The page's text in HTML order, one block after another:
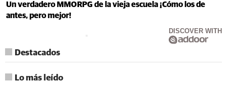
Un verdadero MMORPG de la vieja escuela ¡Cómo los de
antes, pero mejor!
DISCOVER WITH
Destacados
Lo más leído